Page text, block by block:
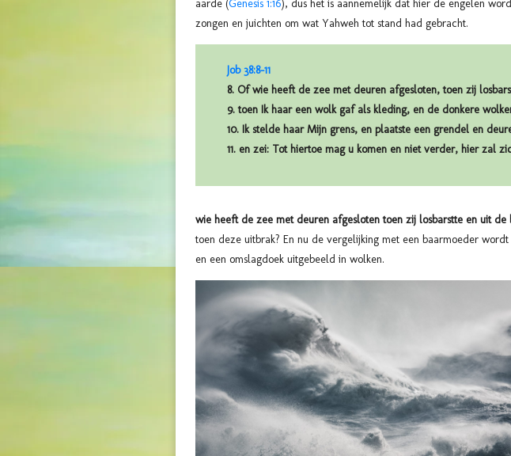
aarde (Genesis 1:16), dus het is aannemelijk dat hier de engelen
zongen en juichten om wat Yahweh tot stand had gebracht.
Job 38:8-11
8. Of wie heeft de zee met deuren afgesloten, toen zij
9. toen Ik haar een wolk gaf als kleding, en de donkere
10. Ik stelde haar Mijn grens, en plaatste een grendel en
11. en zei: Tot hiertoe mag u komen en niet verder, hier zal
wie heeft de zee met deuren afgesloten toen zij losbarstte en uit de
toen deze uitbrak? En nu de vergelijking met een baarmoeder
en een omslagdoek uitgebeeld in wolken.